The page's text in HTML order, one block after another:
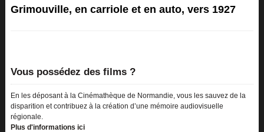
Grimouville, en carriole et en auto, vers 1927
Vous possédez des films ?
En les déposant à la Cinémathèque de Normandie, vous les sauvez de la
disparition et contribuez à la création d’une mémoire audiovisuelle
régionale.
Plus d'informations ici